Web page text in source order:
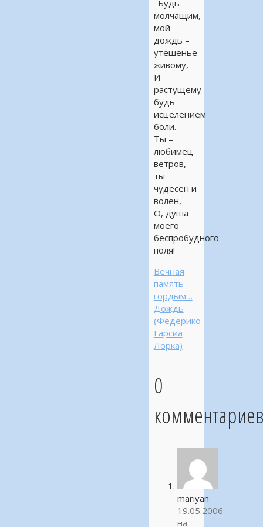
Будь
молчащим,
мой
дождь –
утешенье
живому,
И
растущему
будь
исцелением
боли.
Ты –
любимец
ветров,
ты
чудесен и
волен,
О, душа
моего
беспробудного
поля!
Вечная
память
гордым…
Дождь
(Федерико
Гарсиа
Лорка)
0
mariyan
19.05.2006
на